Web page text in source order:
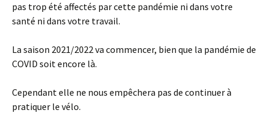
pas trop été affectés par cette pandémie ni dans votre
santé ni dans votre travail.
La saison 2021/2022 va commencer, bien que la pandémie de
COVID soit encore là.
Cependant elle ne nous empêchera pas de continuer à
pratiquer le vélo.